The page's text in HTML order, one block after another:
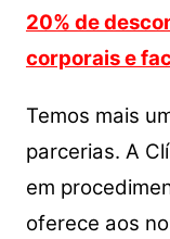
20% de
corporais e
Temos mais
parcerias. A
em
oferece aos